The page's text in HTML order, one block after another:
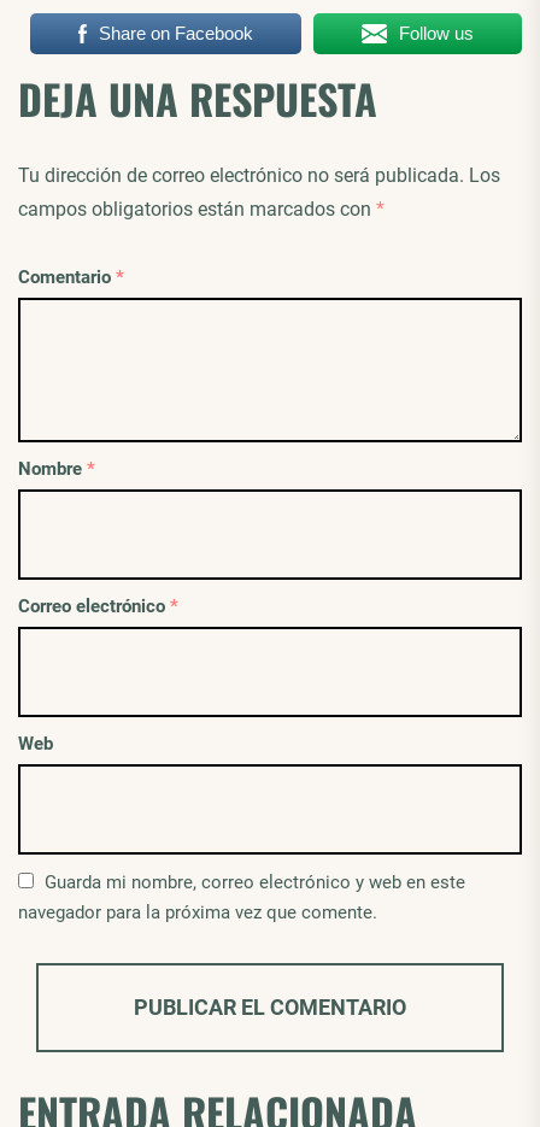
Share on Facebook Follow us
DEJA UNA RESPUESTA
Tu dirección de correo electrónico no será publicada. Los
campos obligatorios están marcados con *
Comentario *
Nombre *
Correo electrónico *
Web
Guarda mi nombre, correo electrónico y web en este
navegador para la próxima vez que comente.
ENTRADA RELACIONADA